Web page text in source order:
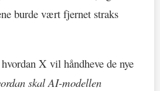
burde vært fjernet straks
X vil håndheve de nye
skal AI-modellen